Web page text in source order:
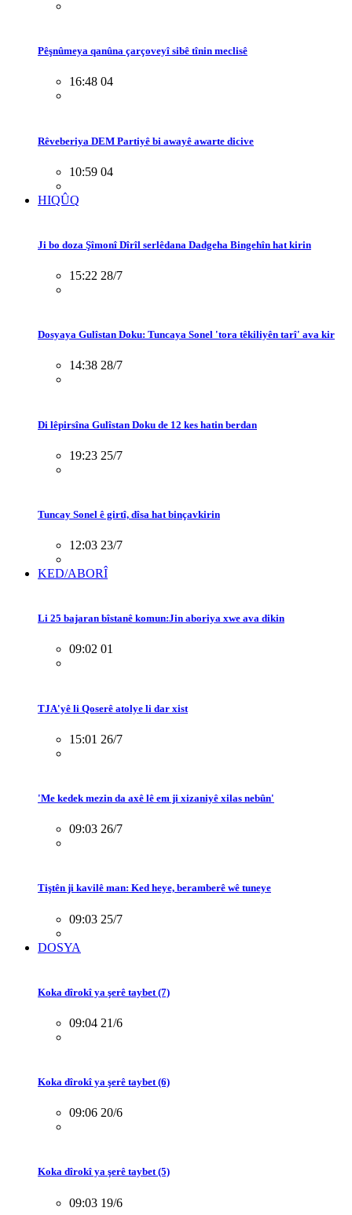
Pêşnûmeya qanûna çarçoveyî sibê tînin meclisê
16:48 04
Rêveberiya DEM Partiyê bi awayê awarte dicive
10:59 04
HIQÛQ
Ji bo doza Şîmonî Dîrîl serlêdana Dadgeha Bingehîn hat kirin
15:22 28/7
Dosyaya Gulîstan Doku: Tuncaya Sonel 'tora têkiliyên tarî' ava kir
14:38 28/7
Di lêpirsîna Gulîstan Doku de 12 kes hatin berdan
19:23 25/7
Tuncay Sonel ê girtî, dîsa hat binçavkirin
12:03 23/7
KED/ABORÎ
Li 25 bajaran bîstanê komun:Jin aboriya xwe ava dikin
09:02 01
TJA'yê li Qoserê atolye li dar xist
15:01 26/7
'Me kedek mezin da axê lê em ji xizaniyê xilas nebûn'
09:03 26/7
Tiştên ji kavilê man: Ked heye, beramberê wê tuneye
09:03 25/7
DOSYA
Koka dîrokî ya şerê taybet (7)
09:04 21/6
Koka dîrokî ya şerê taybet (6)
09:06 20/6
Koka dîrokî ya şerê taybet (5)
09:03 19/6